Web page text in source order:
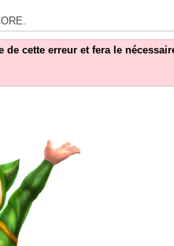
cette erreur et fera le